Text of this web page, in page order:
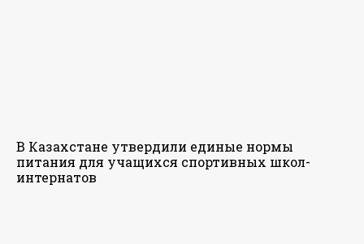
В Казахстане утвердили единые нормы
питания для учащихся спортивных школ-
интернатов